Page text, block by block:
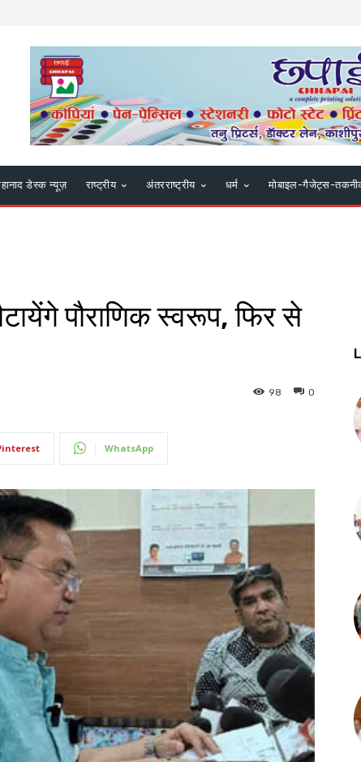
डेस्क न्यूज़ राष्ट्रीय अंतरराष्ट्रीय धर्म मोबाइल-गैजेट्स-
पौराणिक स्वरूप, फिर से
0
98
WhatsApp